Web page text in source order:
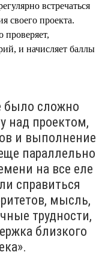
встречаться
своего проекта.
и начисляет баллы
было сложно
над проектом,
и выполнение
параллельно
на все еле
справиться
мысль,
трудности,
близкого